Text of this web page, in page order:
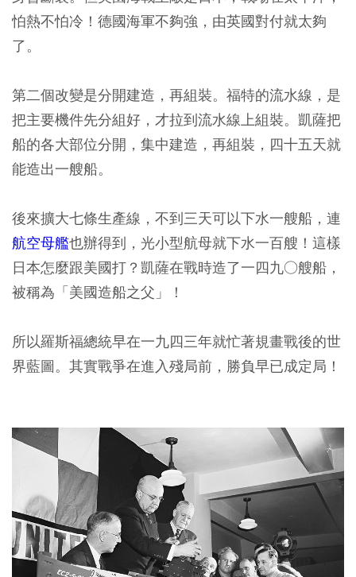
怕熱不怕冷！德國海軍不夠強，由英國對付就太夠
了。
第二個改變是分開建造，再組裝。福特的流水線，是
把主要機件先分組好，才拉到流水線上組裝。凱薩把
船的各大部位分開，集中建造，再組裝，四十五天就
能造出一艘船。
後來擴大七條生產線，不到三天可以下水一艘船，連
航空母艦也辦得到，光小型航母就下水一百艘！這樣
日本怎麼跟美國打？凱薩在戰時造了一四九○艘船，
被稱為「美國造船之父」！
所以羅斯福總統早在一九四三年就忙著規畫戰後的世
界藍圖。其實戰爭在進入殘局前，勝負早已成定局！